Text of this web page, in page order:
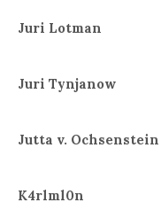
Juri Lotman
Juri Tynjanow
Jutta v. Ochsenstein
K4rlml0n